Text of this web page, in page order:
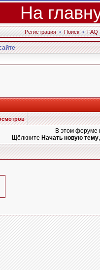
На
Регистрация • Поиск • FAQ
В этом форуме
Щёлкните Начать новую тему